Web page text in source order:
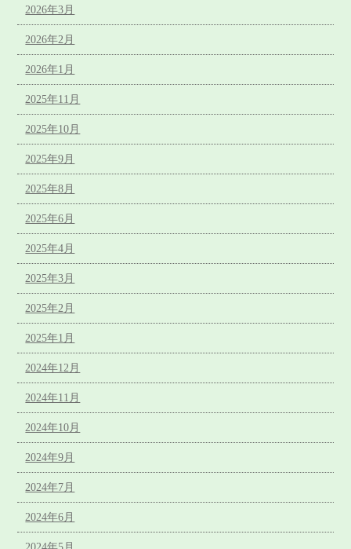
2026年3月
2026年2月
2026年1月
2025年11月
2025年10月
2025年9月
2025年8月
2025年6月
2025年4月
2025年3月
2025年2月
2025年1月
2024年12月
2024年11月
2024年10月
2024年9月
2024年7月
2024年6月